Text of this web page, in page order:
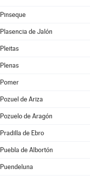
Pinseque
Plasencia de Jalón
Pleitas
Plenas
Pomer
Pozuel de Ariza
Pozuelo de Aragón
Pradilla de Ebro
Puebla de Albortón
Puendeluna